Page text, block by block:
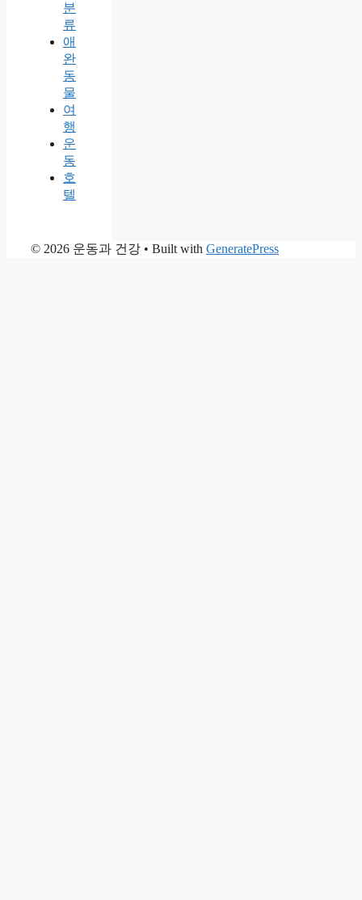
분
류
애
완
동
물
여
행
운
동
호
텔
© 2026 운동과 건강 • Built with GeneratePress